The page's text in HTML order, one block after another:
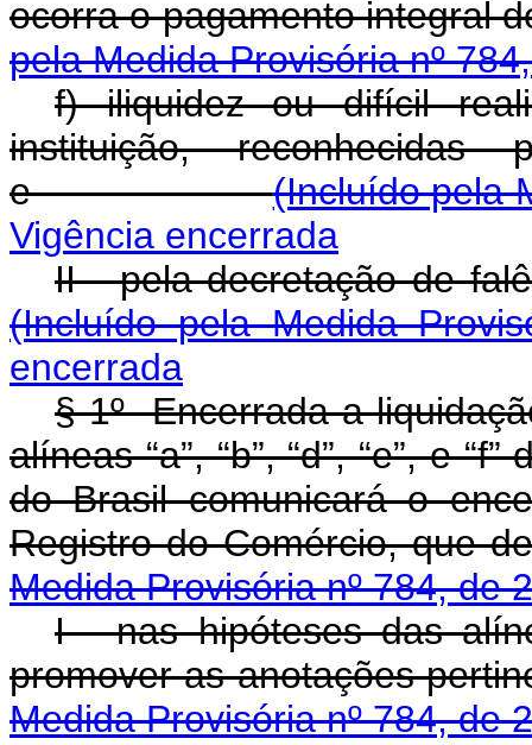
ocorra o pagamento
pela Medida Provisória nº
f) iliquidez ou difícil
instituição,
e(Incluído pela
Vigência encerrada
II - pela
(Incluído pela Medida
encerrada
§ 1º Encerrada a
alíneas “a”, “b”, “d”, “e”, e
do Brasil comunicará o
Registro do
Medida Provisória nº 784, de
I - nas hipóteses das
promover as
Medida Provisória nº 784, de